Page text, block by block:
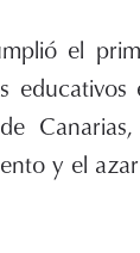
el
y el